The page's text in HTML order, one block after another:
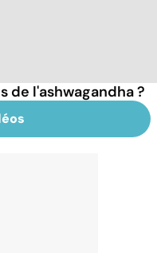
de l'ashwagandha ?